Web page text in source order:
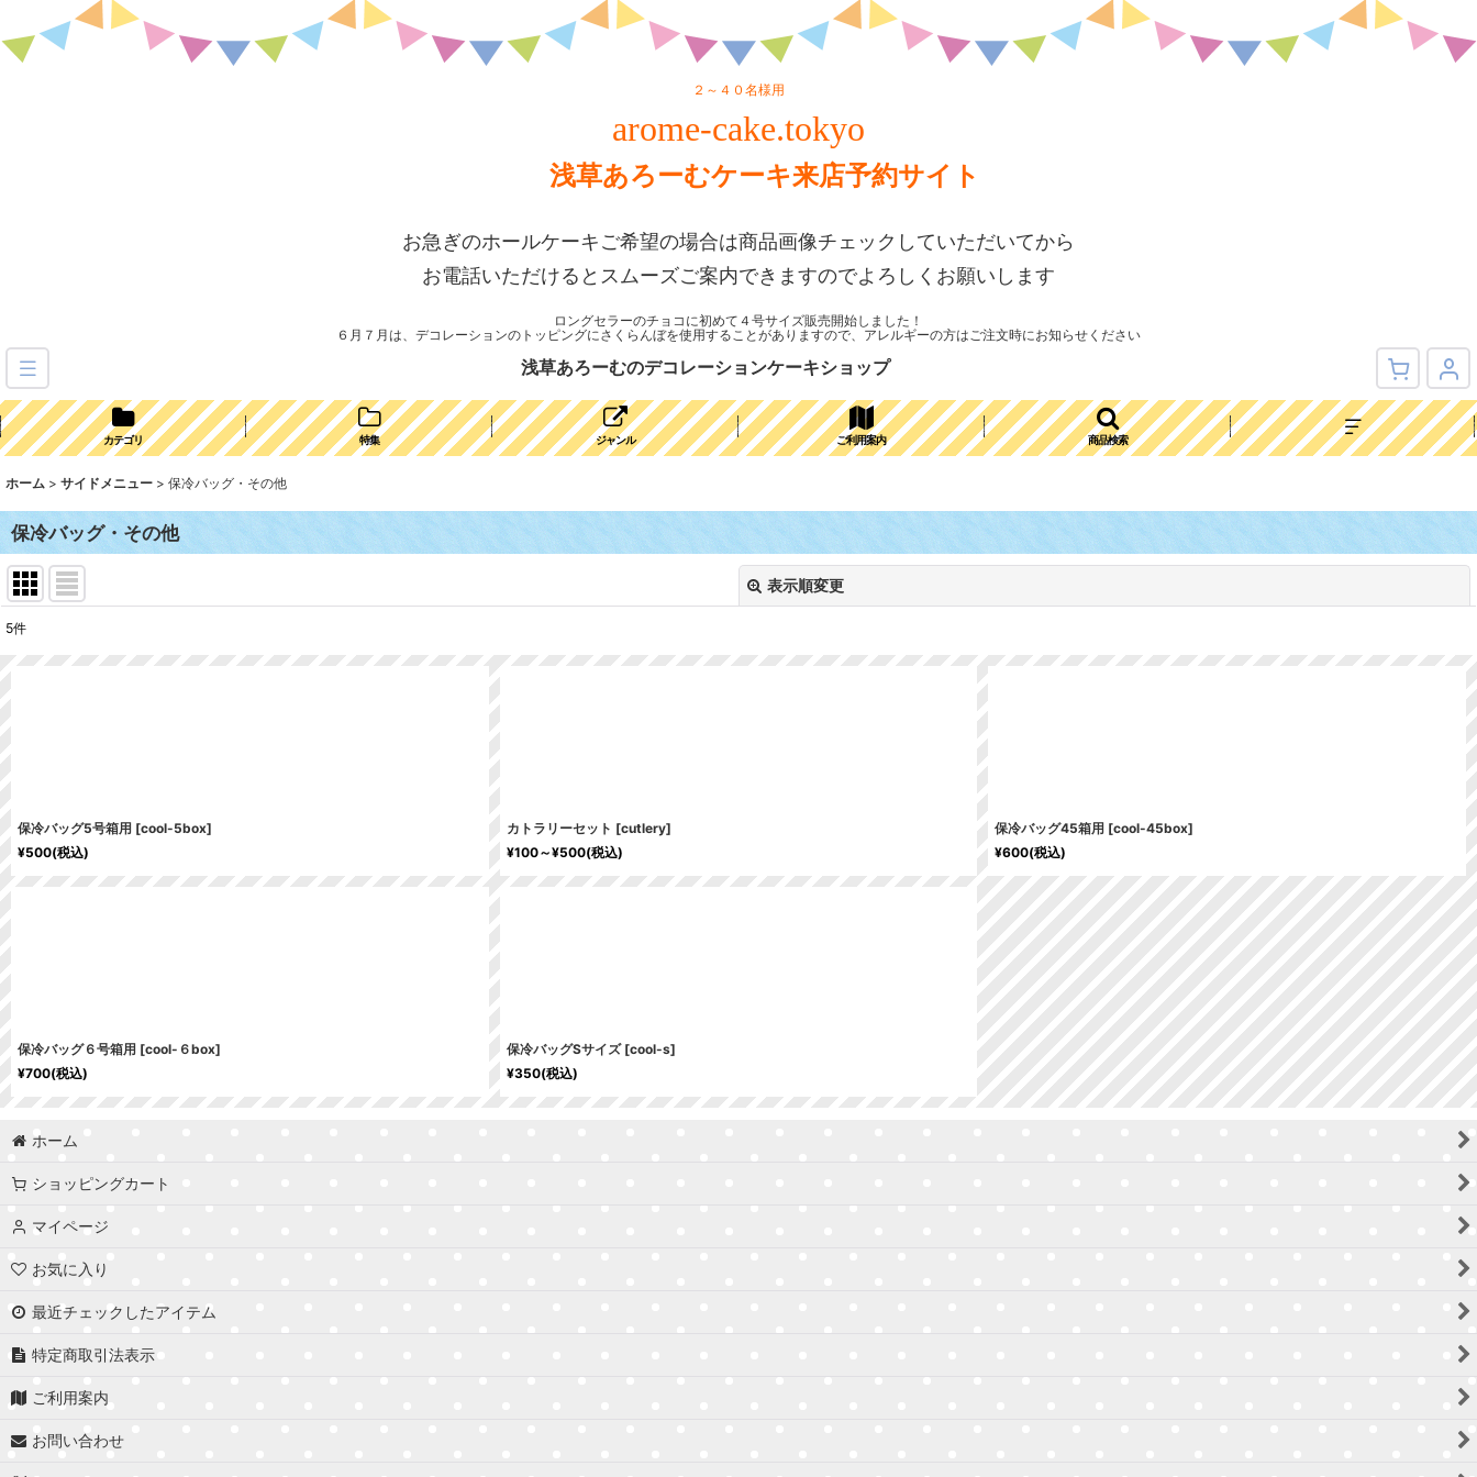
２～４０名様用
arome-cake.tokyo
浅草あろーむケーキ来店予約サイト
お急ぎのホールケーキご希望の場合は商品画像チェックしていただいてから
お電話いただけるとスムーズご案内できますのでよろしくお願いします
ロングセラーのチョコに初めて４号サイズ販売開始しました！
６月７月は、デコレーションのトッピングにさくらんぼを使用することがありますので、アレルギーの方はご注文時にお知らせください
浅草あろーむのデコレーションケーキショップ
カテゴリ 特集 ジャンル ご利用案内 商品検索
ホーム > サイドメニュー > 保冷バッグ・その他
保冷バッグ・その他
表示順変更
5件
保冷バッグ5号箱用 [cool-5box]
¥500(税込)
カトラリーセット [cutlery]
¥100～¥500(税込)
保冷バッグ45箱用 [cool-45box]
¥600(税込)
保冷バッグ６号箱用 [cool-６box]
¥700(税込)
保冷バッグSサイズ [cool-s]
¥350(税込)
ホーム
ショッピングカート
マイページ
お気に入り
最近チェックしたアイテム
特定商取引法表示
ご利用案内
お問い合わせ